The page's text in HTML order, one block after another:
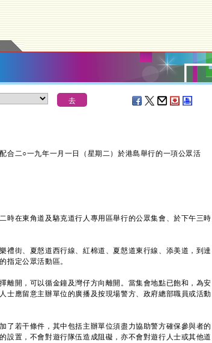
二○一九年一月一日（星期二）於港島舉行的一項公眾活
在東角道及駱克道行人專用區舉行的公眾集會、於下午三時
街、夏慤道西行線、紅棉道、夏慤道東行線、添美道，到達
指定公眾活動區。
開，可以循金鐘及灣仔方向離開。當集會地點已飽和，為安
士應留意主辦單位的廣播及按現場警方、政府總部職員或活動
若干條件，其中包括主辦單位須盡力協助警方確保參與者的
設置，不會對遊行隊伍造成阻礙，亦不會對遊行人士或其他道